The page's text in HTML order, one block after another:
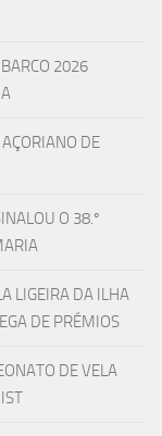
2026
DE
O 38.º
LIGEIRA DA ILHA
DE PRÉMIOS
DE VELA